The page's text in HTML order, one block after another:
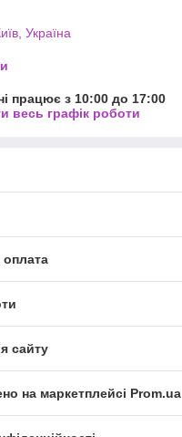
Україна
працює з 10:00 до 17:00
весь графік роботи
оплата
сайту
на маркетплейсі Prom.ua